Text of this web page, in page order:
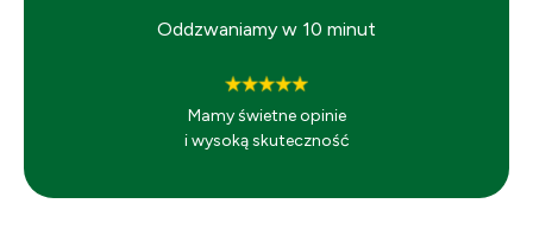
Oddzwaniamy w 10 minut
Mamy świetne opinie
i wysoką skuteczność